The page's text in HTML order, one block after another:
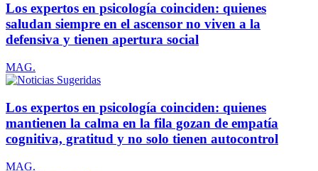
Los expertos en psicología coinciden: quienes
saludan siempre en el ascensor no viven a la
defensiva y tienen apertura social
MAG.
Los expertos en psicología coinciden: quienes
mantienen la calma en la fila gozan de empatía
cognitiva, gratitud y no solo tienen autocontrol
MAG.